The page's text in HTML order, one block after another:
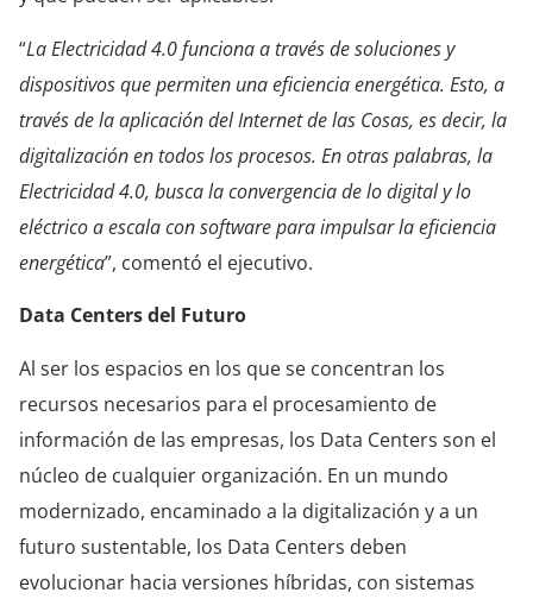
“La Electricidad 4.0 funciona a través de soluciones y
dispositivos que permiten una eficiencia energética. Esto, a
través de la aplicación del Internet de las Cosas, es decir, la
digitalización en todos los procesos. En otras palabras, la
Electricidad 4.0, busca la convergencia de lo digital y lo
eléctrico a escala con software para impulsar la eficiencia
energética”, comentó el ejecutivo.
Data Centers del Futuro
Al ser los espacios en los que se concentran los
recursos necesarios para el procesamiento de
información de las empresas, los Data Centers son el
núcleo de cualquier organización. En un mundo
modernizado, encaminado a la digitalización y a un
futuro sustentable, los Data Centers deben
evolucionar hacia versiones híbridas, con sistemas